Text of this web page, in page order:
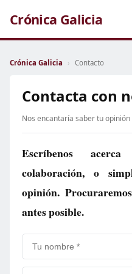
Crónica Galicia
Crónica Galicia › Contacto
Contacta con
Nos encantaría saber tu opinión
Escríbenos
colaboración, o
opinión.
antes posible.